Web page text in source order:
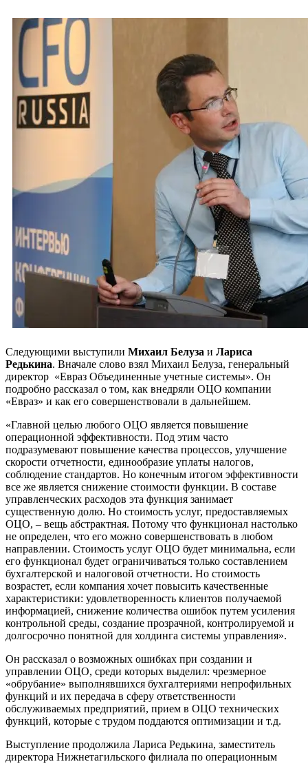
Следующими выступили Михаил Белуза и Лариса
Редькина. Вначале слово взял Михаил Белуза, генеральный
директор «Евраз Объединенные учетные системы». Он
подробно рассказал о том, как внедряли ОЦО компании
«Евраз» и как его совершенствовали в дальнейшем.
«Главной целью любого ОЦО является повышение
операционной эффективности. Под этим часто
подразумевают повышение качества процессов, улучшение
скорости отчетности, единообразие уплаты налогов,
соблюдение стандартов. Но конечным итогом эффективности
все же является снижение стоимости функции. В составе
управленческих расходов эта функция занимает
существенную долю. Но стоимость услуг, предоставляемых
ОЦО, – вещь абстрактная. Потому что функционал настолько
не определен, что его можно совершенствовать в любом
направлении. Стоимость услуг ОЦО будет минимальна, если
его функционал будет ограничиваться только составлением
бухгалтерской и налоговой отчетности. Но стоимость
возрастет, если компания хочет повысить качественные
характеристики: удовлетворенность клиентов получаемой
информацией, снижение количества ошибок путем усиления
контрольной среды, создание прозрачной, контролируемой и
долгосрочно понятной для холдинга системы управления».
Он рассказал о возможных ошибках при создании и
управлении ОЦО, среди которых выделил: чрезмерное
«обрубание» выполнявшихся бухгалтериями непрофильных
функций и их передача в сферу ответственности
обслуживаемых предприятий, прием в ОЦО технических
функций, которые с трудом поддаются оптимизации и т.д.
Выступление продолжила Лариса Редькина, заместитель
директора Нижнетагильского филиала по операционным